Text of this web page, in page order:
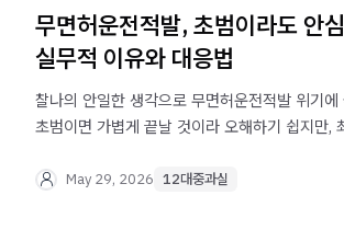
무면허운전적발, 초범이라도 안
실무적 이유와 대응법
찰나의 안일한 생각으로 무면허운전적발 위기에
초범이면 가볍게 끝날 것이라 오해하기 쉽지만,
음주교통대응TF팀에서 실무적인 대처 방안을 상
May 29, 2026 12대중과실